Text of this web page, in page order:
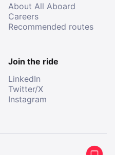
About All Aboard
Careers
Recommended routes
Join the ride
LinkedIn
Twitter/X
Instagram